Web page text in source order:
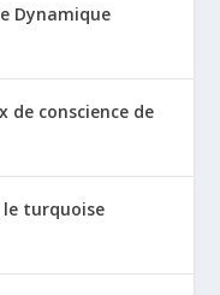
Dynamique
de conscience de
le turquoise